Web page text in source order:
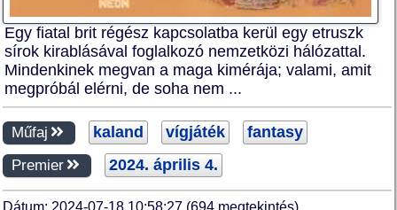
Egy fiatal brit régész kapcsolatba kerül egy etruszk
sírok kirablásával foglalkozó nemzetközi hálózattal.
Mindenkinek megvan a maga kimérája; valami, amit
megpróbál elérni, de soha nem ...
Műfaj kaland vígjáték fantasy
Premier 2024. április 4.
Dátum: 2024-07-18 10:58:27 (694 megtekintés)